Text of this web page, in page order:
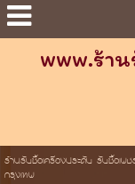
www.ร้า
ร้านรับซื้อเครื่องประดับ รับซื้อเพช
กรุงเทพ